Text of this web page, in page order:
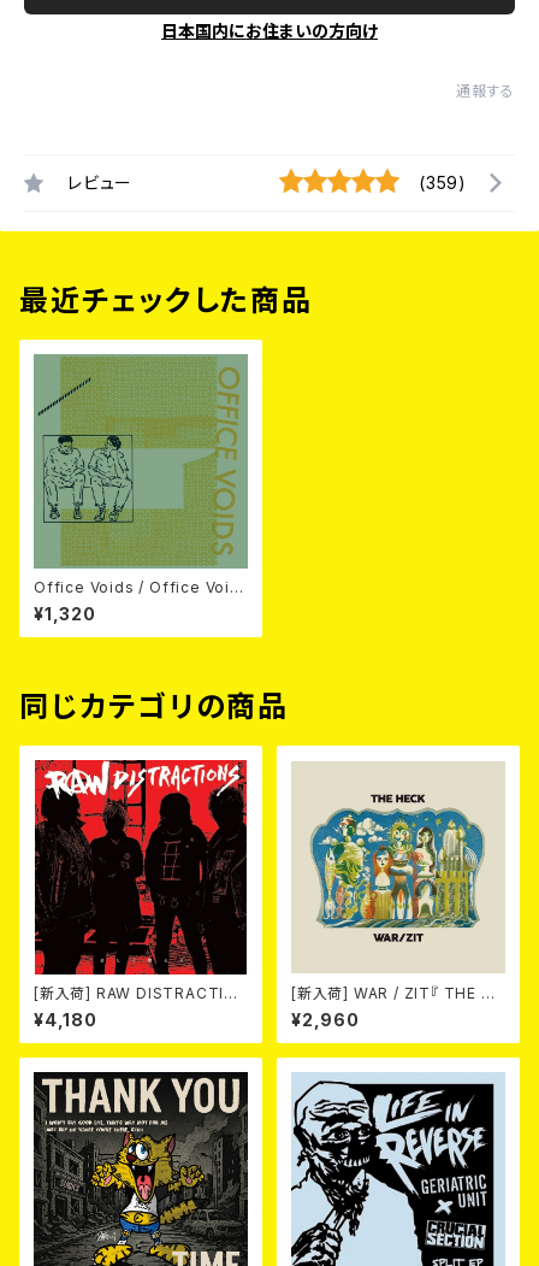
日本国内にお住まいの方向け
通報する
レビュー (359)
最近チェックした商品
Office Voids / Office Void
s 7EP
¥1,320
同じカテゴリの商品
[新入荷] RAW DISTRACTIO
NS / 奇しく燃える (LP)
¥4,180
[新入荷] WAR / ZIT『 THE HE
CK( 12") 』
¥2,960